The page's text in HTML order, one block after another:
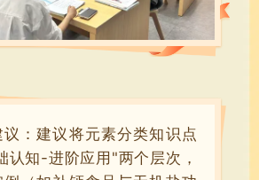
：建议将元素分类知识点
认知-进阶应用"两个层次，